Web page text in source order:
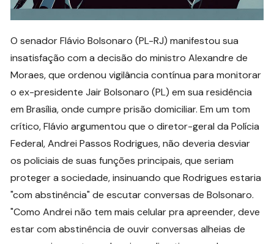
O senador Flávio Bolsonaro (PL-RJ) manifestou sua
insatisfação com a decisão do ministro Alexandre de
Moraes, que ordenou vigilância contínua para monitorar
o ex-presidente Jair Bolsonaro (PL) em sua residência
em Brasília, onde cumpre prisão domiciliar. Em um tom
crítico, Flávio argumentou que o diretor-geral da Polícia
Federal, Andrei Passos Rodrigues, não deveria desviar
os policiais de suas funções principais, que seriam
proteger a sociedade, insinuando que Rodrigues estaria
"com abstinência" de escutar conversas de Bolsonaro.
"Como Andrei não tem mais celular pra apreender, deve
estar com abstinência de ouvir conversas alheias de